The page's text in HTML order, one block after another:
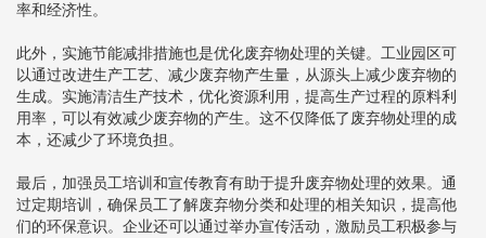
率和经济性。
此外，实施节能减排措施也是优化废弃物处理的关键。工业园区可
以通过改进生产工艺、减少废弃物产生量，从源头上减少废弃物的
生成。实施清洁生产技术，优化资源利用，提高生产过程的原料利
用率，可以有效减少废弃物的产生。这不仅降低了废弃物处理的成
本，还减少了环境负担。
最后，加强员工培训和宣传教育有助于提升废弃物处理的效果。通
过定期培训，确保员工了解废弃物分类和处理的相关知识，提高他
们的环保意识。企业还可以通过举办宣传活动，激励员工积极参与